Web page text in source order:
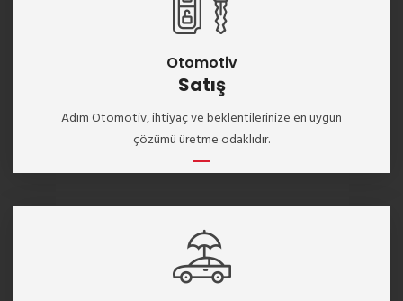
Otomotiv
Satış
Adım Otomotiv, ihtiyaç ve beklentilerinize en uygun
çözümü üretme odaklıdır.